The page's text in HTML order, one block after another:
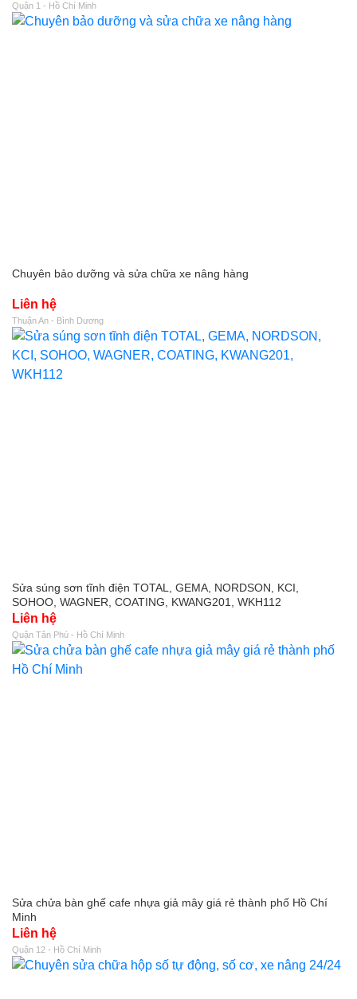
Quận 1 - Hồ Chí Minh
Chuyên bảo dưỡng và sửa chữa xe nâng hàng
Liên hệ
Thuận An - Bình Dương
Sửa súng sơn tĩnh điện TOTAL, GEMA, NORDSON, KCI,
SOHOO, WAGNER, COATING, KWANG201, WKH112
Liên hệ
Quận Tân Phú - Hồ Chí Minh
Sửa chửa bàn ghế cafe nhựa giả mây giá rẻ thành phố Hồ Chí
Minh
Liên hệ
Quận 12 - Hồ Chí Minh